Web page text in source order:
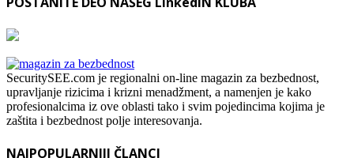
SecuritySEE.com je regionalni on-line magazin za bezbednost,
upravljanje rizicima i krizni menadžment, a namenjen je kako
profesionalcima iz ove oblasti tako i svim pojedincima kojima je
zaštita i bezbednost polje interesovanja.
NAJPOPULARNIJI ČLANCI